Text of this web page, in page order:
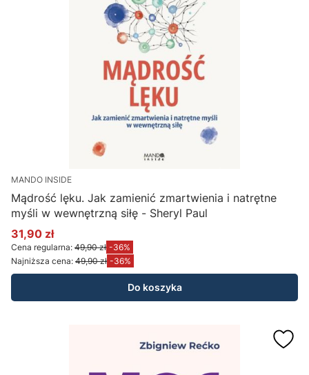
MANDO INSIDE
Mądrość lęku. Jak zamienić zmartwienia i natrętne
myśli w wewnętrzną siłę - Sheryl Paul
Cena promocyjna
31,90 zł
Cena regularna: 49,90 zł -36%
Najniższa cena: 49,90 zł -36%
Do koszyka